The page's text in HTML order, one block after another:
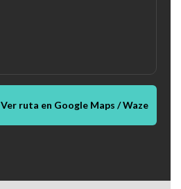
Ver ruta en Google Maps / Waze